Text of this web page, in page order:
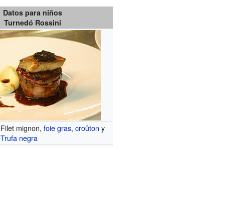
Datos para niños
Turnedó Rossini
Filet mignon,foie gras,croûton y
Trufa negra